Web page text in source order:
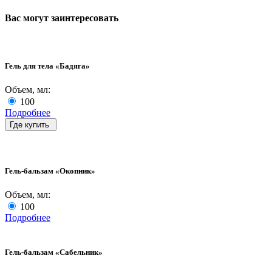
Вас могут заинтересовать
Гель для тела «Бадяга»
Объем, мл:
100
Подробнее
Где купить
Гель-бальзам «Окопник»
Объем, мл:
100
Подробнее
Гель-бальзам «Сабельник»